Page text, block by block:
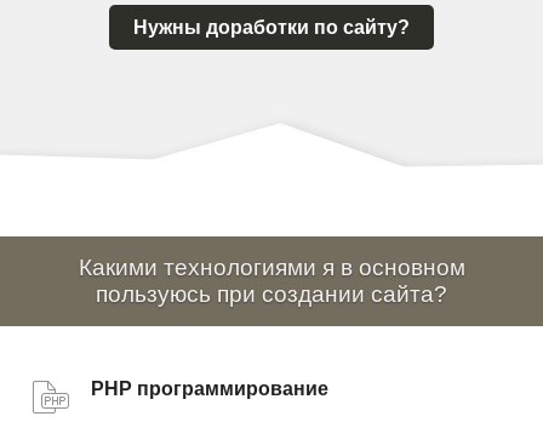
Нужны доработки по сайту?
Какими технологиями я в основном
пользуюсь при создании сайта?
PHP программирование